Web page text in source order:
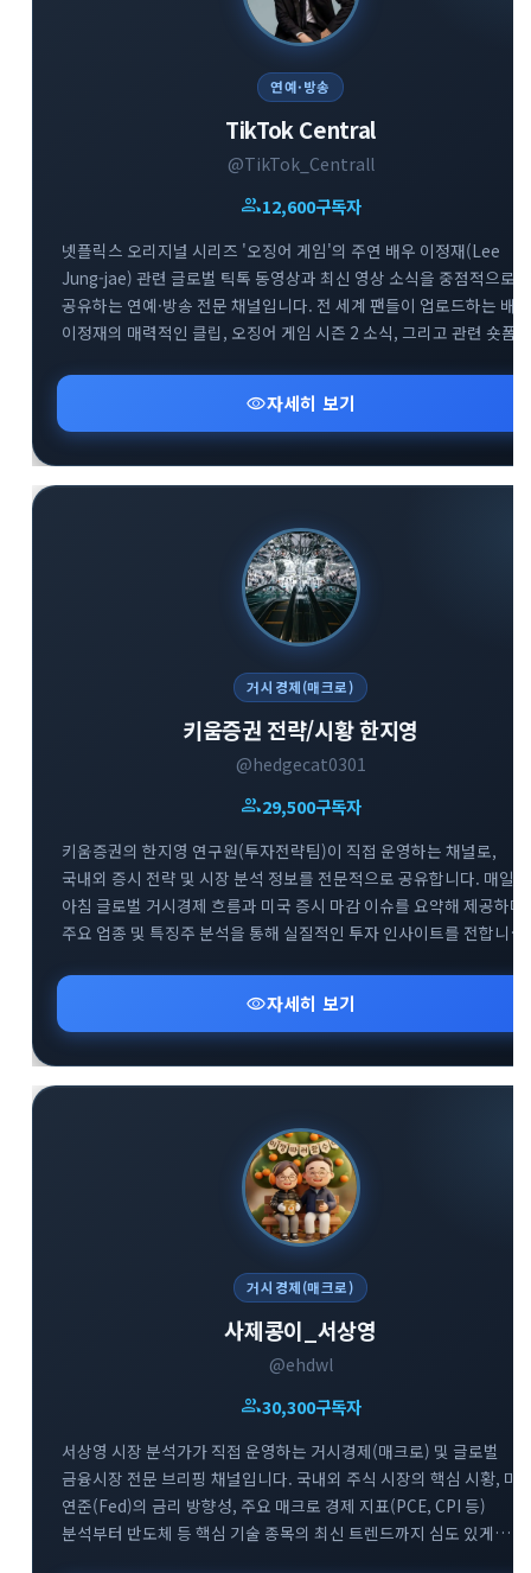
연예·방송
TikTok Central
@TikTok_Centrall
group12,600구독자
넷플릭스 오리지널 시리즈 '오징어 게임'의 주연 배우 이정재(Lee
Jung-jae) 관련 글로벌 틱톡 동영상과 최신 영상 소식을 중점적으로
공유하는 연예·방송 전문 채널입니다. 전 세계 팬들이 업로드하는 배우
이정재의 매력적인 클립, 오징어 게임 시즌 2 소식, 그리고 관련 숏폼
이정재와 오징어 게임의 다양한 글로벌 틱톡 트렌드를 감상하고 소통
수 있는 매력적인 엔터테인먼트 공간입니다.
visibility자세히 보기
거시경제(매크로)
키움증권 전략/시황 한지영
@hedgecat0301
group29,500구독자
키움증권의 한지영 연구원(투자전략팀)이 직접 운영하는 채널로,
국내외 증시 전략 및 시장 분석 정보를 전문적으로 공유합니다. 매일
아침 글로벌 거시경제 흐름과 미국 증시 마감 이슈를 요약해 제공하며,
주요 업종 및 특징주 분석을 통해 실질적인 투자 인사이트를 전합니다.
신속한 분석을 만나볼 수 있는 경제·금융 브리핑 채널입니다.
visibility자세히 보기
거시경제(매크로)
사제콩이_서상영
@ehdwl
group30,300구독자
서상영 시장 분석가가 직접 운영하는 거시경제(매크로) 및 글로벌
금융시장 전문 브리핑 채널입니다. 국내외 주식 시장의 핵심 시황, 미
연준(Fed)의 금리 방향성, 주요 매크로 경제 지표(PCE, CPI 등)
분석부터 반도체 등 핵심 기술 종목의 최신 트렌드까지 심도 있게